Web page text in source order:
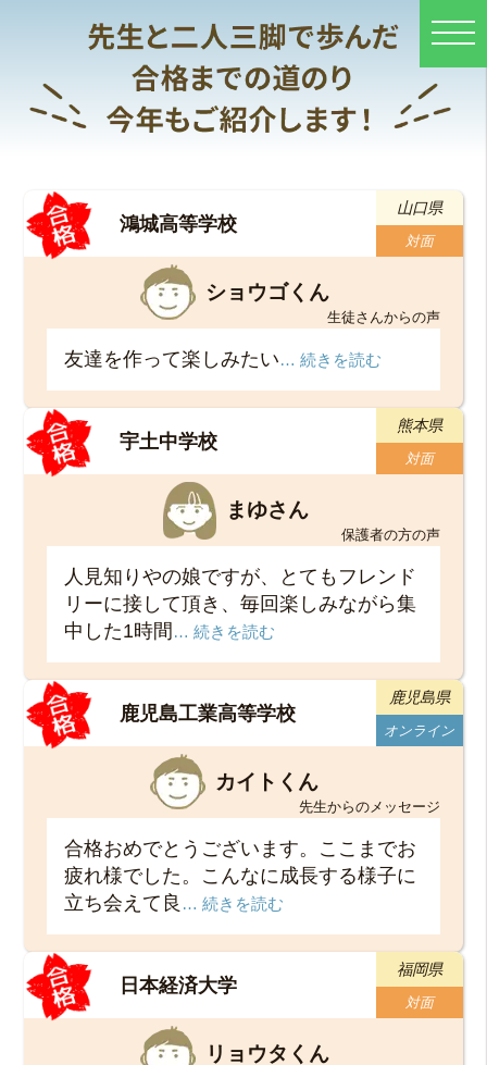
鴻城高等学校
山口県
対面
ショウゴくん
生徒さんからの声
友達を作って楽しみたい… 続きを読む
宇土中学校
熊本県
対面
まゆさん
保護者の方の声
人見知りやの娘ですが、とてもフレンド
リーに接して頂き、毎回楽しみながら集
中した1時間 … 続きを読む
鹿児島工業高等学校
鹿児島県
オンライン
カイトくん
先生からのメッセージ
合格おめでとうございます。ここまでお
疲れ様でした。こんなに成長する様子に
立ち会えて良 … 続きを読む
日本経済大学
福岡県
対面
リョウタくん